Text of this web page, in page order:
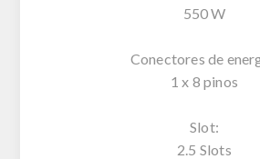
550 W
Conectores de
1 x 8 pinos
Slot:
2.5 Slots